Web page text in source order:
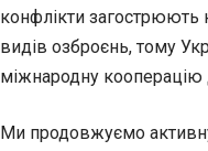
конфлікти загострюють
видів озброєнь, тому
міжнародну кооперацію
Ми продовжуємо